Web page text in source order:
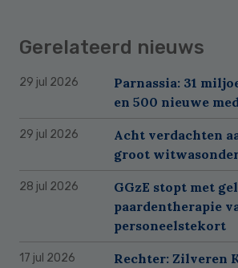
Gerelateerd nieuws
29 jul 2026
Parnassia: 31
en 500 nieuwe
29 jul 2026
Acht verdachten
groot
28 jul 2026
GGzE stopt met
paardentherapie
personeelstekort
17 jul 2026
Rechter: Zilveren